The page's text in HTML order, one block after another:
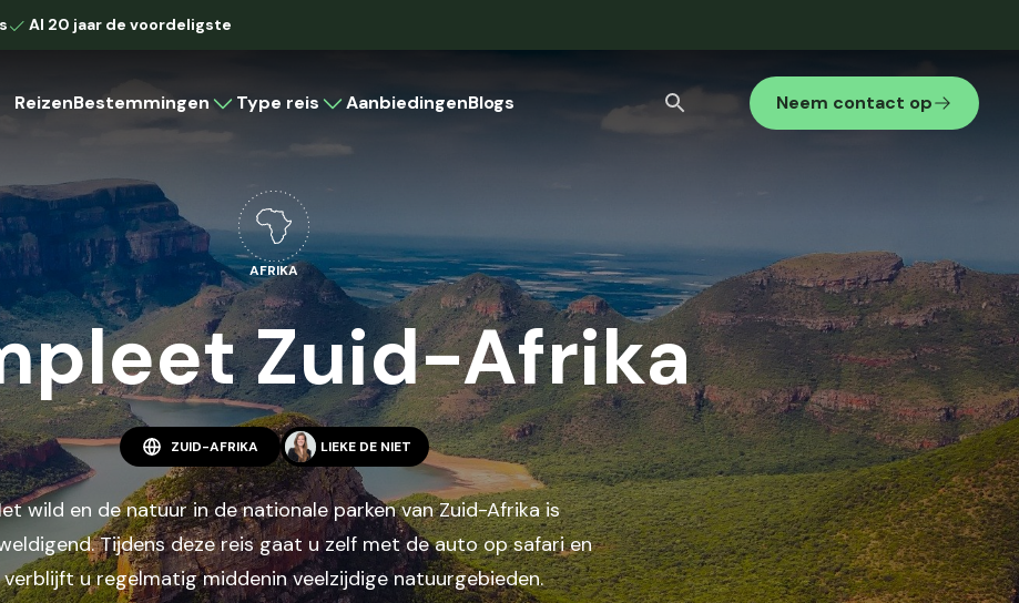
Al 20 jaar de voordeligste
ReizenBestemmingen
Caribbean
Aruba
Bonaire
Curaçao
Cuba
Latijns-Amerika
Brazilië
Colombia
Costa Rica
Mexico
Panama
Midden-Oosten
Jordanië
Verenigde Arabische
Type reis
Rondreis Strandvakantie
AanbiedingenBlogs
Bekijk alle zoekresultaten
Neem contact op
AFRIKA
Zuid-Afrika
ZUID-AFRIKA LIEKE DE NIET
wild en de natuur in de nationale parken van Zuid-Afrika is
Tijdens deze reis gaat u zelf met de auto op safari en
verblijft u regelmatig middenin veelzijdige natuurgebieden.